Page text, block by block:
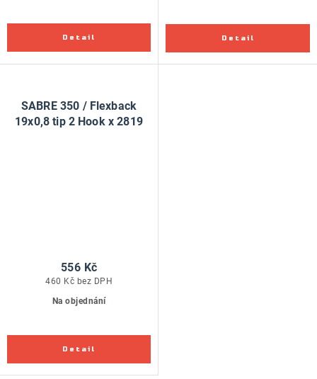
SABRE 350 / Flexback
19x0,8 tip 2 Hook x 2819
Na objednání
460 Kč bez DPH
556 Kč